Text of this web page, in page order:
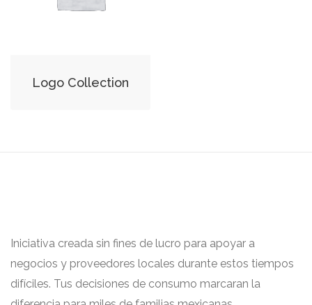
Logo Collection
Iniciativa creada sin fines de lucro para apoyar a
negocios y proveedores locales durante estos tiempos
difíciles. Tus decisiones de consumo marcaran la